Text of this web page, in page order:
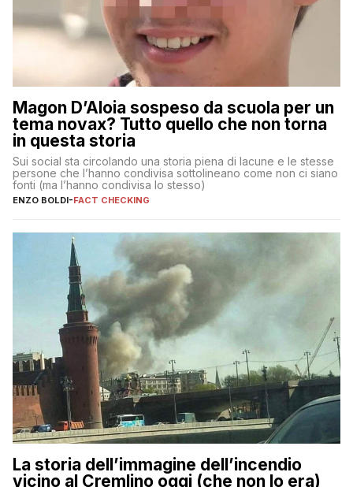
Magon D’Aloia sospeso da scuola per un
tema novax? Tutto quello che non torna
in questa storia
Sui social sta circolando una storia piena di lacune e le stesse
persone che l’hanno condivisa sottolineano come non ci siano
fonti (ma l’hanno condivisa lo stesso)
ENZO BOLDI-FACT CHECKING
La storia dell’immagine dell’incendio
vicino al Cremlino oggi (che non lo era)